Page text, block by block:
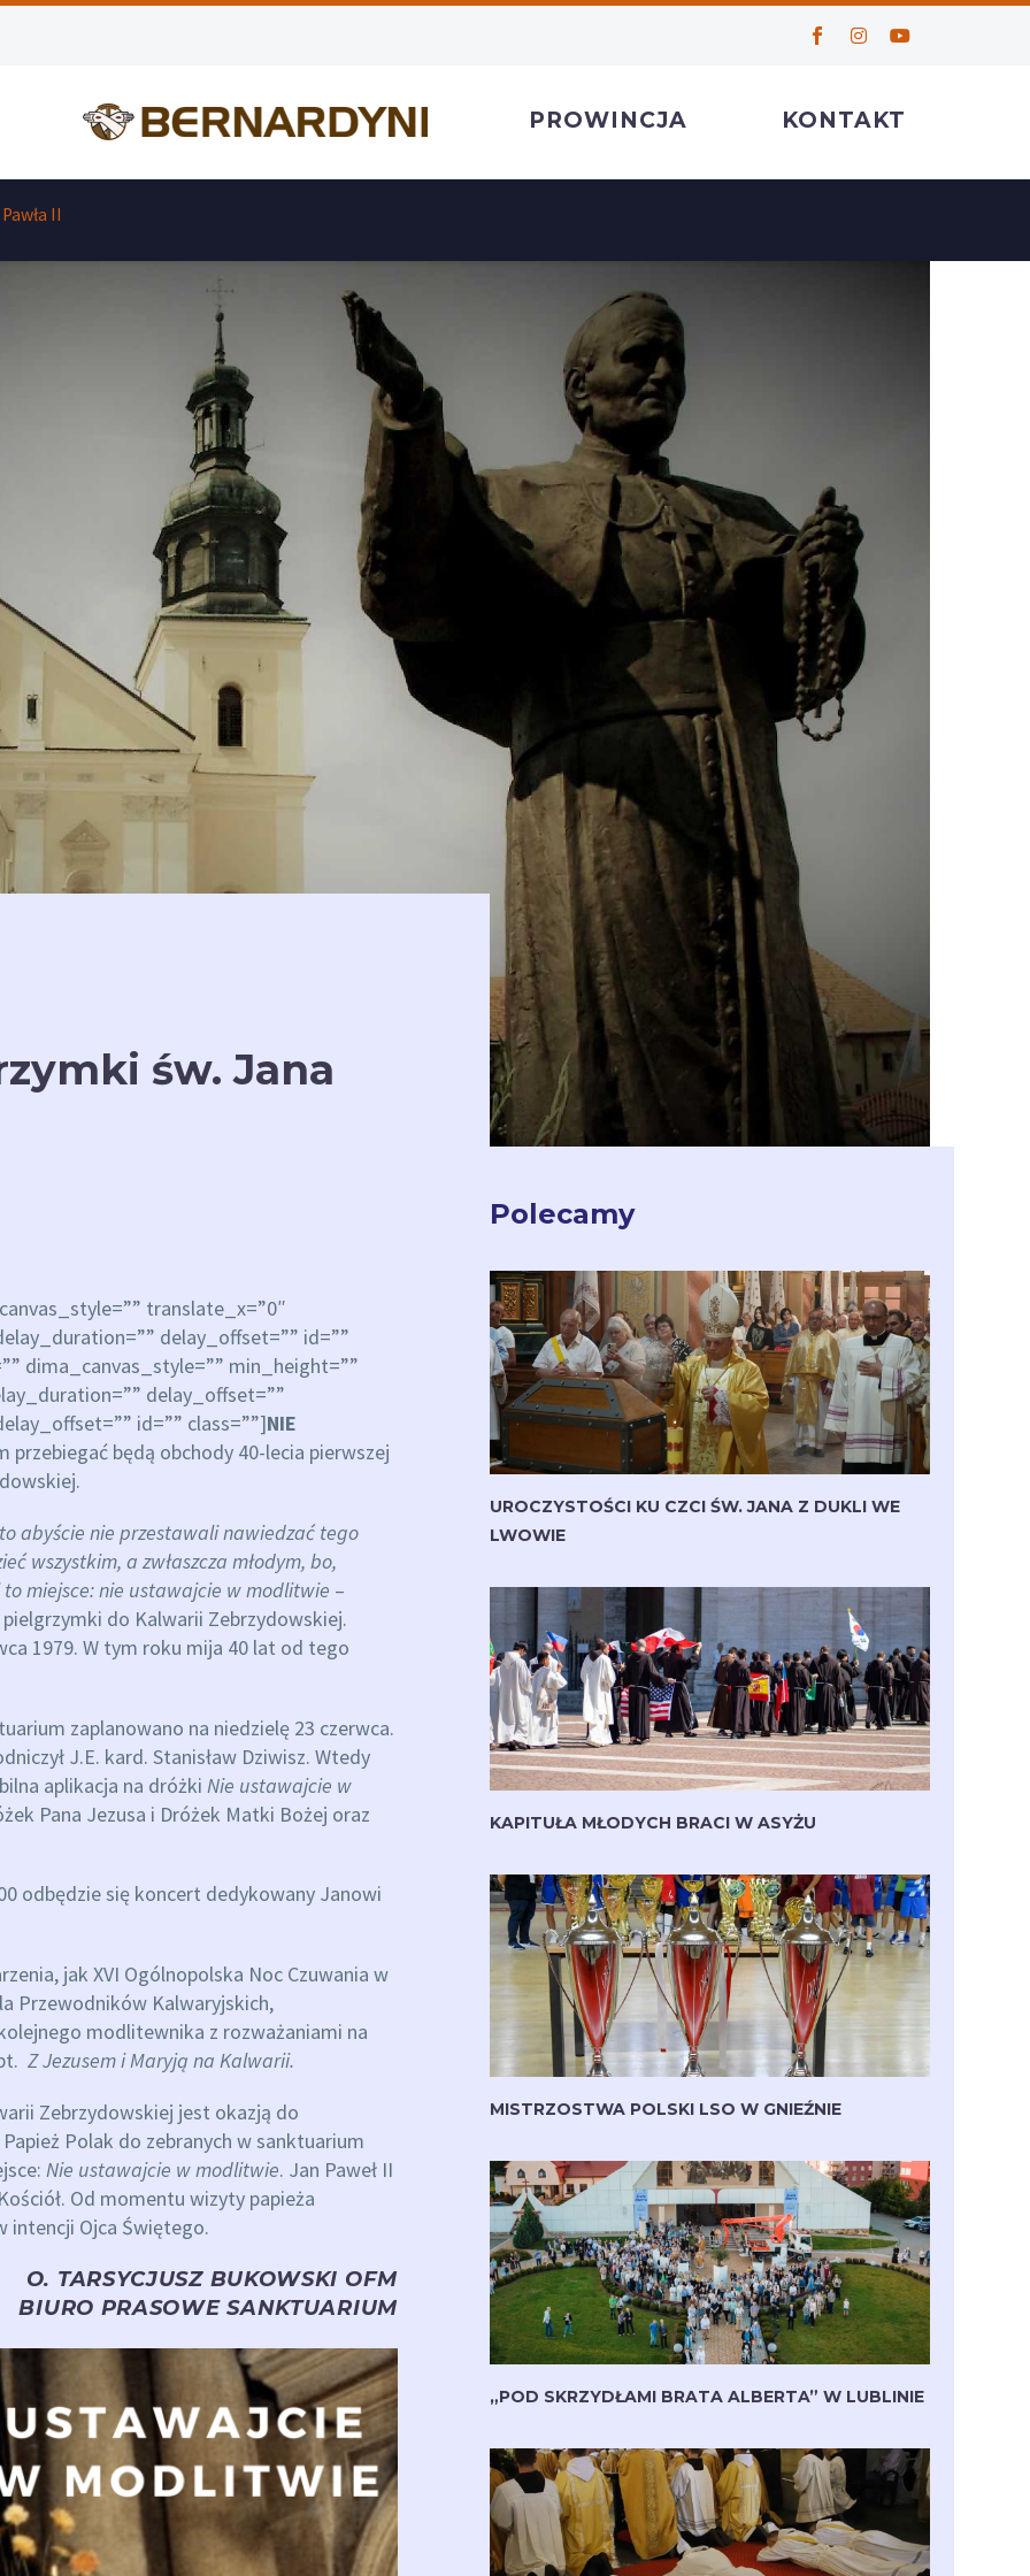
PROWINCJA KONTAKT
II
św. Jana
translate_x=”0″
delay_offset=”” id=””
dima_canvas_style=”” min_height=””
delay_offset=””
id=”” class=””]NIE
przebiegać będą obchody 40-lecia pierwszej
abyście nie przestawali nawiedzać tego
wszystkim, a zwłaszcza młodym, bo,
miejsce: nie ustawajcie w modlitwie –
do Kalwarii Zebrzydowskiej.
1979. W tym roku mija 40 lat od tego
zaplanowano na niedzielę 23 czerwca.
J.E. kard. Stanisław Dziwisz. Wtedy
aplikacja na dróżki Nie ustawajcie w
Pana Jezusa i Dróżek Matki Bożej oraz
odbędzie się koncert dedykowany Janowi
jak XVI Ogólnopolska Noc Czuwania w
Przewodników Kalwaryjskich,
modlitewnika z rozważaniami na
Z Jezusem i Maryją na Kalwarii.
Zebrzydowskiej jest okazją do
Polak do zebranych w sanktuarium
Nie ustawajcie w modlitwie. Jan Paweł II
Od momentu wizyty papieża
intencji Ojca Świętego.
O. TARSYCJUSZ BUKOWSKI OFM
BIURO PRASOWE SANKTUARIUM
Polecamy
UROCZYSTOŚCI KU CZCI ŚW. JANA Z DUKLI WE
LWOWIE
KAPITUŁA MŁODYCH BRACI W ASYŻU
MISTRZOSTWA POLSKI LSO W GNIEŹNIE
„POD SKRZYDŁAMI BRATA ALBERTA” W LUBLINIE